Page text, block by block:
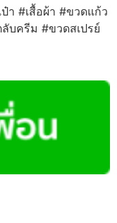
า #เสื้อผ้า #ขวดแก้ว
บครีม #ขวดสเปรย์